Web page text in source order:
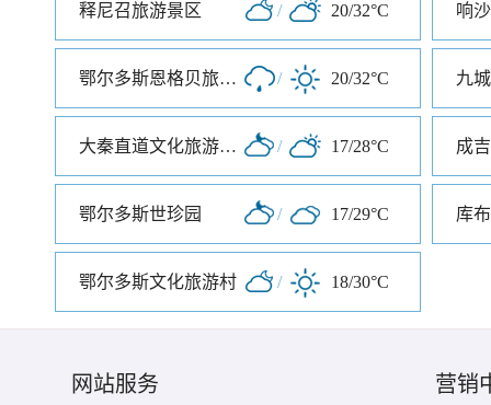
释尼召旅游景区 / 20/32°C 响
鄂尔多斯恩格贝旅游区 / 20/32°C 九
大秦直道文化旅游景区 / 17/28°C 成
鄂尔多斯世珍园 / 17/29°C 库
鄂尔多斯文化旅游村 / 18/30°C
网站服务 营销